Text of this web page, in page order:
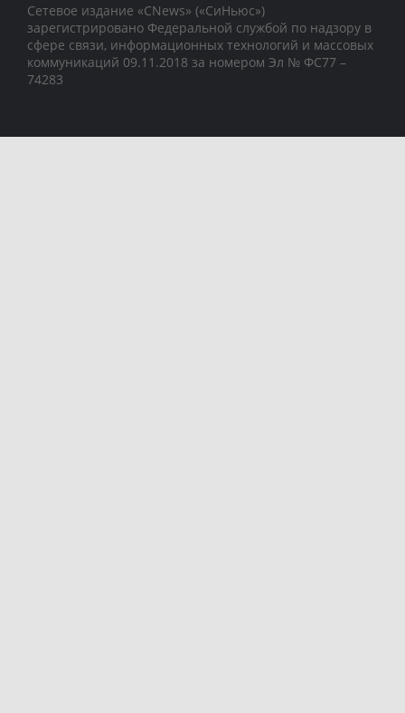
Сетевое издание «CNews» («СиНьюс»)
зарегистрировано Федеральной службой по надзору в
сфере связи, информационных технологий и массовых
коммуникаций 09.11.2018 за номером Эл № ФС77 –
74283